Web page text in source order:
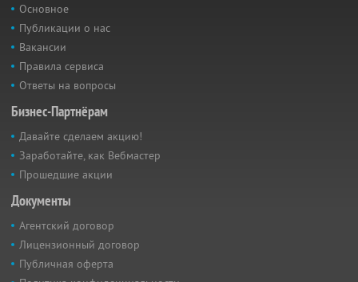
Основное
Публикации о нас
Вакансии
Правила сервиса
Ответы на вопросы
Бизнес-Партнёрам
Давайте сделаем акцию!
Заработайте, как Вебмастер
Прошедшие акции
Документы
Агентский договор
Лицензионный договор
Публичная оферта